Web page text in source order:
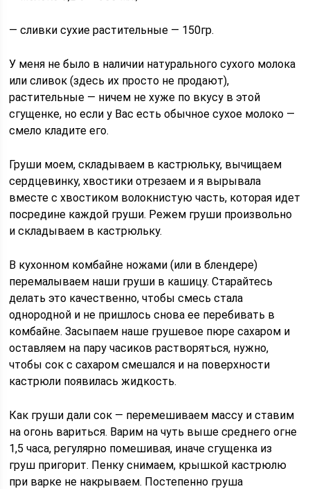
— сливки сухие растительные — 150гр.
У меня не было в наличии натурального сухого молока
или сливок (здесь их просто не продают),
растительные — ничем не хуже по вкусу в этой
сгущенке, но если у Вас есть обычное сухое молоко —
смело кладите его.
Груши моем, складываем в кастрюльку, вычищаем
сердцевинку, хвостики отрезаем и я вырывала
вместе с хвостиком волокнистую часть, которая идет
посредине каждой груши. Режем груши произвольно
и складываем в кастрюльку.
В кухонном комбайне ножами (или в блендере)
перемалываем наши груши в кашицу. Старайтесь
делать это качественно, чтобы смесь стала
однородной и не пришлось снова ее перебивать в
комбайне. Засыпаем наше грушевое пюре сахаром и
оставляем на пару часиков растворяться, нужно,
чтобы сок с сахаром смешался и на поверхности
кастрюли появилась жидкость.
Как груши дали сок — перемешиваем массу и ставим
на огонь вариться. Варим на чуть выше среднего огне
1,5 часа, регулярно помешивая, иначе сгущенка из
груш пригорит. Пенку снимаем, крышкой кастрюлю
при варке не накрываем. Постепенно груша